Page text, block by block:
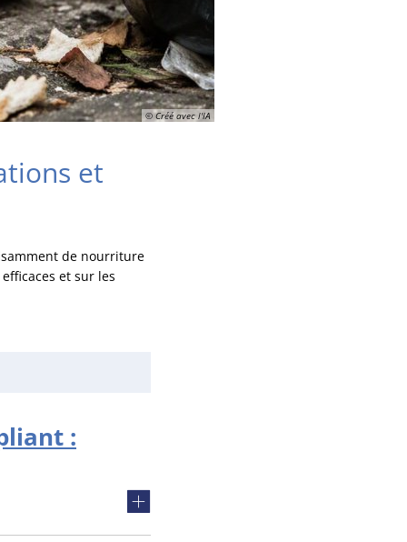
© Créé avec l'IA
et
de nourriture
et sur les
: